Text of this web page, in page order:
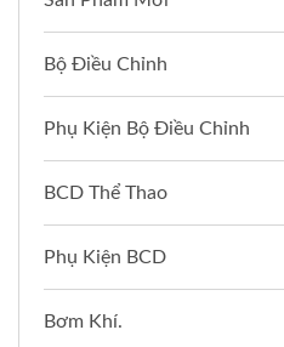
Bộ Điều Chỉnh
Phụ Kiện Bộ Điều Chỉnh
BCD Thể Thao
Phụ Kiện BCD
Bơm Khí.